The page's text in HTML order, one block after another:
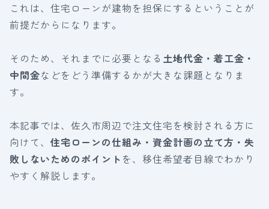
これは、住宅ローンが建物を担保にするということが
前提だからになります。
そのため、それまでに必要となる 土地代金・着工金・
中間金などをどう準備するかが大きな課題となりま
す。
本記事では、佐久市周辺で注文住宅を検討される方に
向けて、 住宅ローンの仕組み・資金計画の立て方・失
敗しないためのポイント を、移住希望者目線でわかり
やすく解説します。